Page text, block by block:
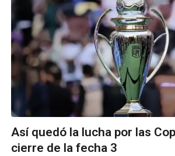
Así quedó la lucha por las
cierre de la fecha 3